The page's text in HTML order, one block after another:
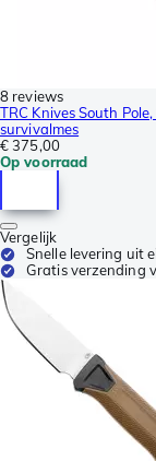
8 reviews
TRC Knives South
survivalmes
€ 375,00
Op voorraad
Vergelijk
Snelle levering uit
Gratis verzending